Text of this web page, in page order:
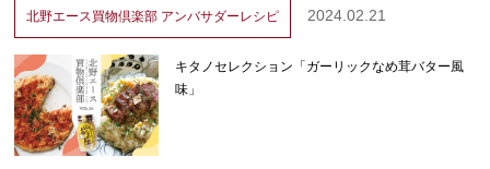
北野エース買物倶楽部 アンバサダーレシピ 2024.02.21
キタノセレクション「ガーリックなめ茸バター風
味」